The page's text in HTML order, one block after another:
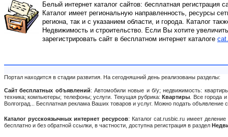
Белый интернет каталог сайтов: бесплатная регистрация
Каталог имеет региональную направленность, ресурсы
региона, так и с указанием области, и города. Каталог
Недвижимость и строительство. Если Вы хотите
зарегистрировать сайт в бесплатном интернет каталоге
Портал находится в стадии развития. На сегодняшний день реализованы разделы:
Сайт бесплатных объявлений: Автомобили новые и б/у; недвижимость:
техника; компьютеры; телефоны; услуги. Текущая рубрика:Квартиры . Все города
Волгоград... Бесплатная реклама Ваших товаров и услуг. Можно подать
Каталог русскоязычных интернет ресурсов: Каталог cat.rusbic.ru имеет
бесплатно и без обратной ссылки, в частности, доступна регистрация в раздел